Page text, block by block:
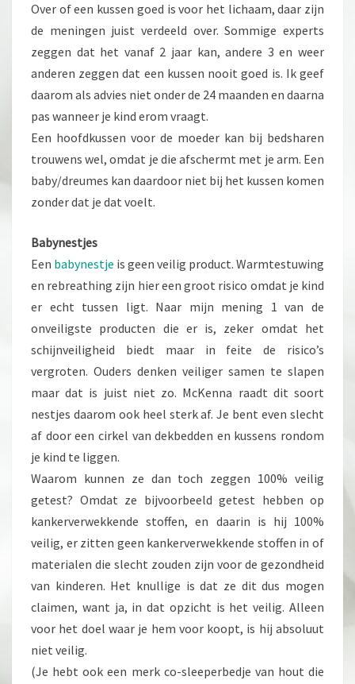
Over of een kussen goed is voor het lichaam, daar zijn
de meningen juist verdeeld over. Sommige experts
zeggen dat het vanaf 2 jaar kan, andere 3 en weer
anderen zeggen dat een kussen nooit goed is. Ik geef
daarom als advies niet onder de 24 maanden en daarna
pas wanneer je kind erom vraagt.
Een hoofdkussen voor de moeder kan bij bedsharen
trouwens wel, omdat je die afschermt met je arm. Een
baby/dreumes kan daardoor niet bij het kussen komen
zonder dat je dat voelt.
Babynestjes
Een babynestje is geen veilig product. Warmtestuwing
en rebreathing zijn hier een groot risico omdat je kind
er echt tussen ligt. Naar mijn mening 1 van de
onveiligste producten die er is, zeker omdat het
schijnveiligheid biedt maar in feite de risico’s
vergroten. Ouders denken veiliger samen te slapen
maar dat is juist niet zo. McKenna raadt dit soort
nestjes daarom ook heel sterk af. Je bent even slecht
af door een cirkel van dekbedden en kussens rondom
je kind te liggen.
Waarom kunnen ze dan toch zeggen 100% veilig
getest? Omdat ze bijvoorbeeld getest hebben op
kankerverwekkende stoffen, en daarin is hij 100%
veilig, er zitten geen kankerverwekkende stoffen in of
materialen die slecht zouden zijn voor de gezondheid
van kinderen. Het knullige is dat ze dit dus mogen
claimen, want ja, in dat opzicht is het veilig. Alleen
voor het doel waar je hem voor koopt, is hij absoluut
niet veilig.
(Je hebt ook een merk co-sleeperbedje van hout die